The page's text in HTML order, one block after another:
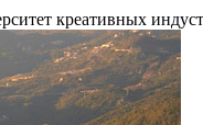
креативных